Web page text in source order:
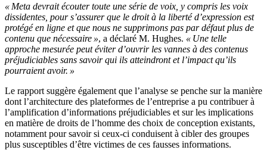
« Meta devrait écouter toute une série de voix, y compris les voix
dissidentes, pour s’assurer que le droit à la liberté d’expression est
protégé en ligne et que nous ne supprimons pas par défaut plus de
contenu que nécessaire », a déclaré M. Hughes. « Une telle
approche mesurée peut éviter d’ouvrir les vannes à des contenus
préjudiciables sans savoir qui ils atteindront et l’impact qu’ils
pourraient avoir. »
Le rapport suggère également que l’analyse se penche sur la manière
dont l’architecture des plateformes de l’entreprise a pu contribuer à
l’amplification d’informations préjudiciables et sur les implications
en matière de droits de l’homme des choix de conception existants,
notamment pour savoir si ceux-ci conduisent à cibler des groupes
plus susceptibles d’être victimes de ces fausses informations.